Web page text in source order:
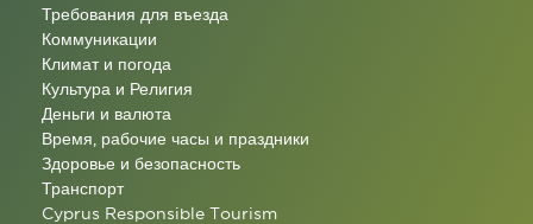
Требования для въезда
Коммуникации
Климат и погода
Культура и Религия
Деньги и валюта
Время, рабочие часы и праздники
Здоровье и безопасность
Транспорт
Cyprus Responsible Tourism